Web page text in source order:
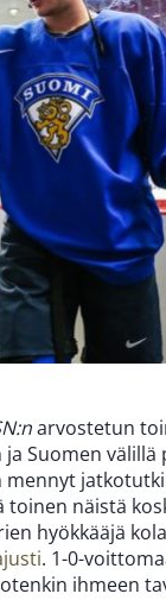
arvostetun
ja Suomen
näistä
hyökkääjä
. 1-0-
ihmeen